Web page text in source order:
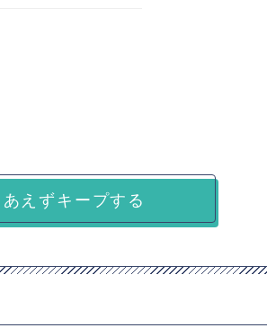
あえずキープする